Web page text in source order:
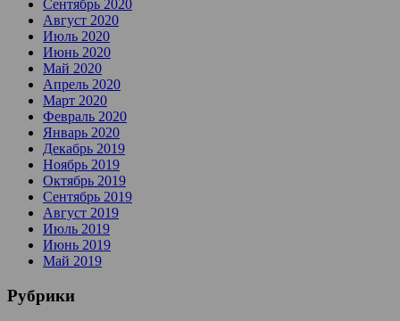
Сентябрь 2020
Август 2020
Июль 2020
Июнь 2020
Май 2020
Апрель 2020
Март 2020
Февраль 2020
Январь 2020
Декабрь 2019
Ноябрь 2019
Октябрь 2019
Сентябрь 2019
Август 2019
Июль 2019
Июнь 2019
Май 2019
Рубрики